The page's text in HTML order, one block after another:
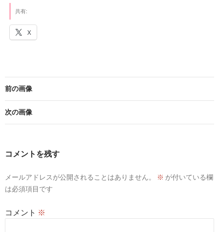
共有:
X
前の画像
次の画像
コメントを残す
メールアドレスが公開されることはありません。 ※ が付いている欄
は必須項目です
コメント ※